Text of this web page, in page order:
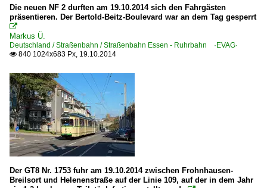
Die neuen NF 2 durften am 19.10.2014 sich den Fahrgästen
präsentieren. Der Bertold-Beitz-Boulevard war an dem Tag gesperrt

Markus Ü.
Deutschland / Straßenbahn / Straßenbahn Essen - Ruhrbahn ·EVAG·
 840 1024x683 Px, 19.10.2014
Der GT8 Nr. 1753 fuhr am 19.10.2014 zwischen Frohnhausen-
Breilsort und Helenenstraße auf der Linie 109, auf der in dem Jahr